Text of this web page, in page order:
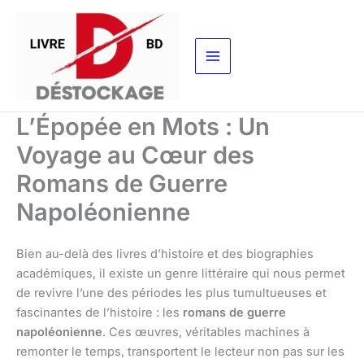
contenu
L’Épopée en Mots : Un
Voyage au Cœur des
Romans de Guerre
Napoléonienne
Bien au-delà des livres d’histoire et des biographies
académiques, il existe un genre littéraire qui nous permet
de revivre l’une des périodes les plus tumultueuses et
fascinantes de l’histoire : les romans de guerre
napoléonienne. Ces œuvres, véritables machines à
remonter le temps, transportent le lecteur non pas sur les